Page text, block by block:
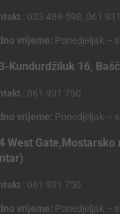
: 033 489-598, 061
vrijeme: Ponedjeljak –
Kundurdžiluk 16,
: 061 931 750
vrijeme: Ponedjeljak –
West
: 061 931 750
vrijeme: Ponedjeljak –